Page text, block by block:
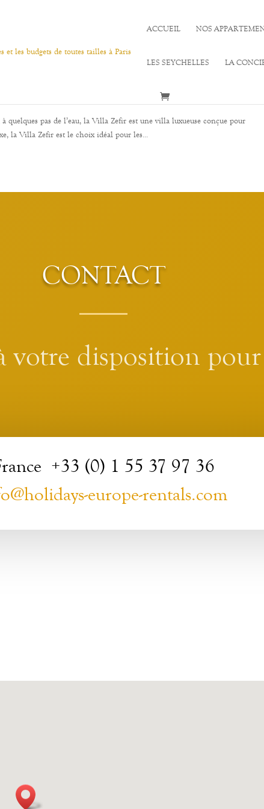
ACCUEIL NOS
LES SEYCHELLES LA
pas de l’eau, la Villa Zefir est une villa luxueuse conçue pour
la Villa Zefir est le choix idéal pour les...
CONTACT
votre disposition pour
+33 (0) 1 55 37 97 36
europe-rentals.com